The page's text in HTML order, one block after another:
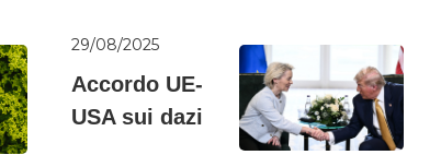
29/08/2025
Accordo UE-
USA sui dazi